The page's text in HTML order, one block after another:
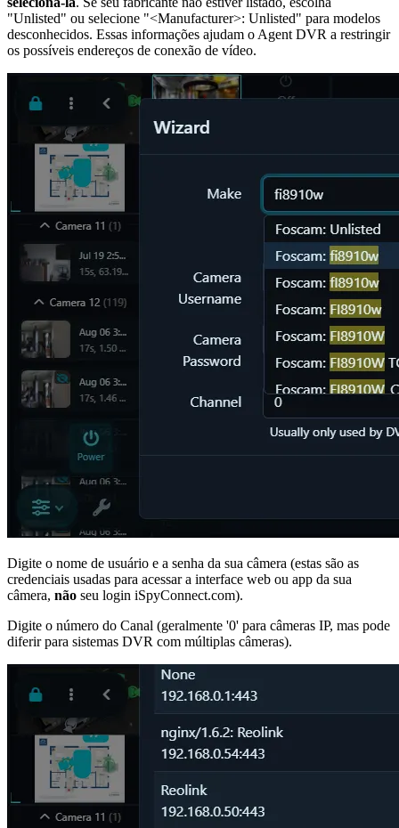
"Unlisted" ou selecione "<Manufacturer>: Unlisted" para modelos
desconhecidos. Essas informações ajudam o Agent DVR a restringir
os possíveis endereços de conexão de vídeo.
Digite o nome de usuário e a senha da sua câmera (estas são as
credenciais usadas para acessar a interface web ou app da sua
câmera, não seu login iSpyConnect.com).
Digite o número do Canal (geralmente '0' para câmeras IP, mas pode
diferir para sistemas DVR com múltiplas câmeras).